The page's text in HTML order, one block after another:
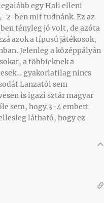
egy Hali elleni
2-ben mit tudnánk. Ez az
tényleg jó volt, de azóta
azok a típusú játékosok,
Jelenleg a középpályán
a többieknek a
gyakorlatilag nincs
Lanzatól sem
is igazi sztár magyar
sem, hogy 3-4 embert
látható, hogy ez